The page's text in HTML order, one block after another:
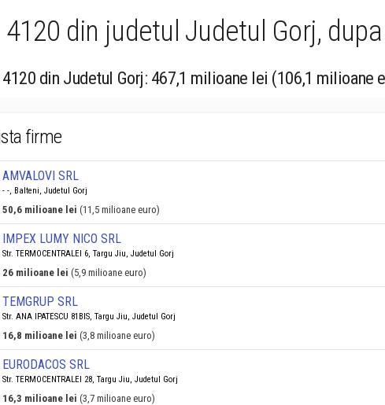
din judetul Judetul Gorj,
din Judetul Gorj: 467,1 milioane lei (106,1 milioane
firme
AMVALOVI SRL
- -, Balteni, Judetul Gorj
50,6 milioane lei (11,5 milioane euro)
IMPEX LUMY NICO SRL
Str. TERMOCENTRALEI 6, Targu Jiu, Judetul Gorj
26 milioane lei (5,9 milioane euro)
TEMGRUP SRL
Str. ANA IPATESCU 81BIS, Targu Jiu, Judetul Gorj
16,8 milioane lei (3,8 milioane euro)
EURODACOS SRL
Str. TERMOCENTRALEI 28, Targu Jiu, Judetul Gorj
16,3 milioane lei (3,7 milioane euro)